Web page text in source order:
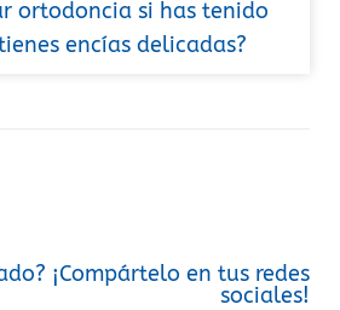
ortodoncia si has tenido
encías delicadas?
¡Compártelo en tus redes
sociales!